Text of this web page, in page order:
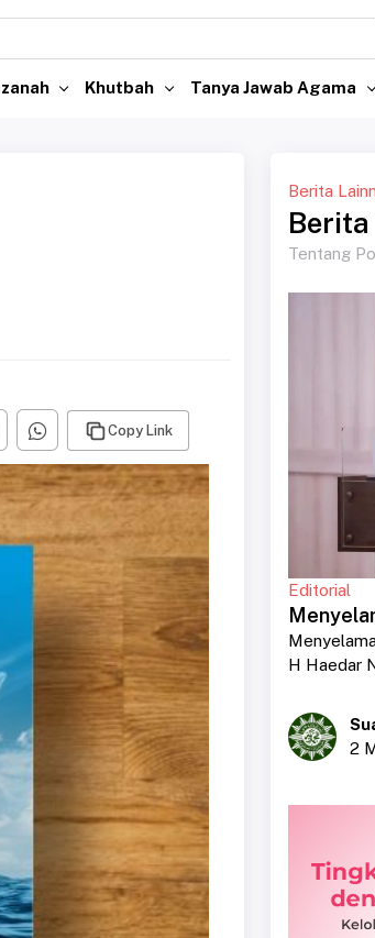
Khutbah Tanya Jawab Agama
Copy Link
Berita
Tentang
Editorial
H Haedar
2